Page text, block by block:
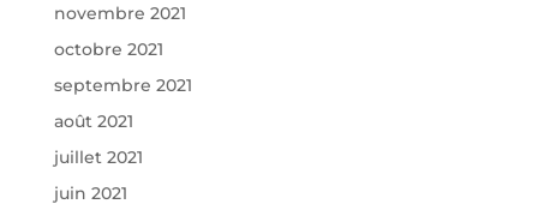
novembre 2021
octobre 2021
septembre 2021
août 2021
juillet 2021
juin 2021